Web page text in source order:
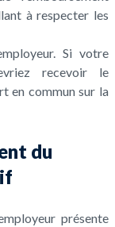
à respecter les
Si votre
recevoir le
en commun sur la
du
présente